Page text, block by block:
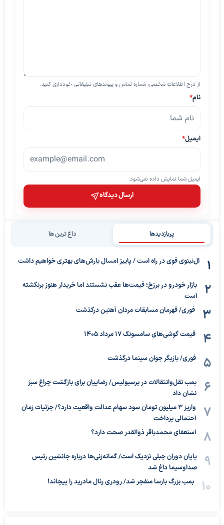
از درج اطلاعات شخصی، شماره تماس و پیوندهای تبلیغاتی خودداری کنید.
نام*
ایمیل*
ایمیل شما نمایش داده نمی‌شود.
ارسال دیدگاه
پربازدیدها داغ ترین ها
ال‌نینوی قوی در راه است / پاییز امسال بارش‌های بهتری خواهیم داشت
بازار خودرو در برزخ؛ قیمت‌ها عقب نشستند اما خریدار هنوز برنگشته
است
فوری/ قهرمان مسابقات مردان آهنین درگذشت
قیمت گوشی‌های سامسونگ 17 مرداد 1405
فوری/ بازیگر جوان سینما درگذشت
بمب نقل‌وانتقالات در پرسپولیس/ رضاییان برای بازگشت چراغ سبز
نشان داد
واریز ۳ میلیون تومان سود سهام عدالت واقعیت دارد؟/ جزئیات زمان
احتمالی پرداخت
استعفای محمدباقر ذوالقدر صحت دارد؟
پایان دوران جبلی نزدیک است/ گمانه‌زنی‌ها درباره جانشین رئیس
صداوسیما داغ شد
بمب بزرگ بارسا منفجر شد/ رودری رئال مادرید را پیچاند!